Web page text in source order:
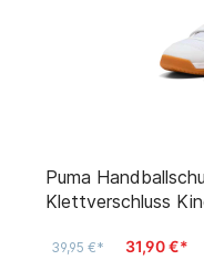
Puma
Klettverschluss
39,95 €* 31,90 €*